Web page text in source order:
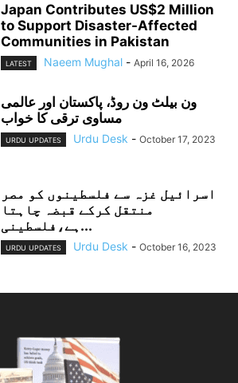
Japan Contributes US$2 Million
to Support Disaster-Affected
Communities in Pakistan
LATEST Naeem Mughal - April 16, 2026
ون بیلٹ ون روڈ، پاکستان اور عالمی
مساوی ترقی کا خواب
URDU UPDATES Urdu Desk - October 17, 2023
اسرائیل غزہ سے فلسطینوں کو مصر
منتقل کرکے قبضہ چاہتا
ہے،فلسطینی...
URDU UPDATES Urdu Desk - October 16, 2023